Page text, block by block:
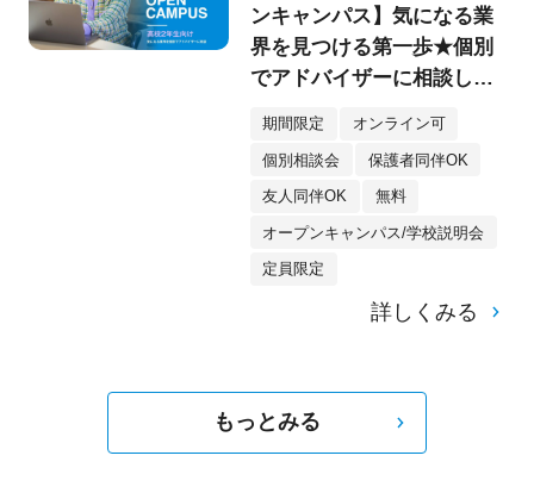
ンキャンパス】気になる業
界を見つける第一歩★個別
でアドバイザーに相談して
期間限定 オンライン可
個別相談会 保護者同伴OK
友人同伴OK 無料
オープンキャンパス/学校説明会
定員限定
詳しくみる
もっとみる